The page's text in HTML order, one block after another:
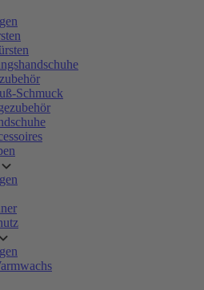
Schmuck